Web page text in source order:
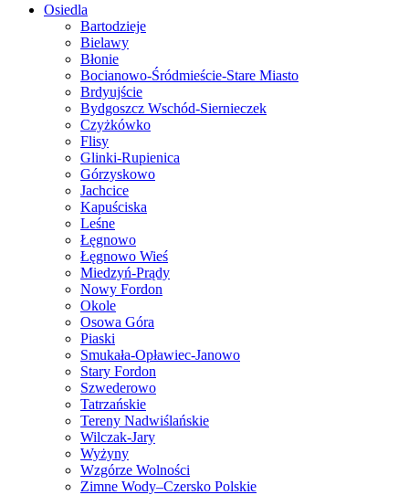
Osiedla
Bartodzieje
Bielawy
Błonie
Bocianowo-Śródmieście-Stare Miasto
Brdyujście
Bydgoszcz Wschód-Siernieczek
Czyżkówko
Flisy
Glinki-Rupienica
Górzyskowo
Jachcice
Kapuściska
Leśne
Łęgnowo
Łęgnowo Wieś
Miedzyń-Prądy
Nowy Fordon
Okole
Osowa Góra
Piaski
Smukała-Opławiec-Janowo
Stary Fordon
Szwederowo
Tatrzańskie
Tereny Nadwiślańskie
Wilczak-Jary
Wyżyny
Wzgórze Wolności
Zimne Wody–Czersko Polskie